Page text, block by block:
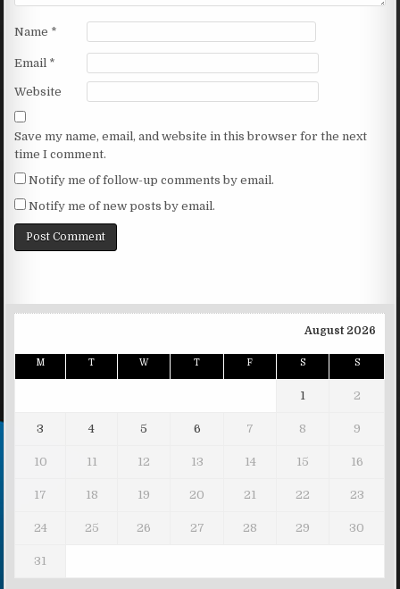
Name *
Email *
Website
Save my name, email, and website in this browser for the next
time I comment.
Notify me of follow-up comments by email.
Notify me of new posts by email.
August 2026
M T W T F S S
1 2
3 4 5 6 7 8 9
10 11 12 13 14 15 16
17 18 19 20 21 22 23
24 25 26 27 28 29 30
31